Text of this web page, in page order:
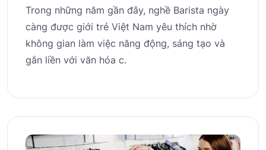
Trong những năm gần đây, nghề Barista ngày
càng được giới trẻ Việt Nam yêu thích nhờ
không gian làm việc năng động, sáng tạo và
gắn liền với văn hóa c.